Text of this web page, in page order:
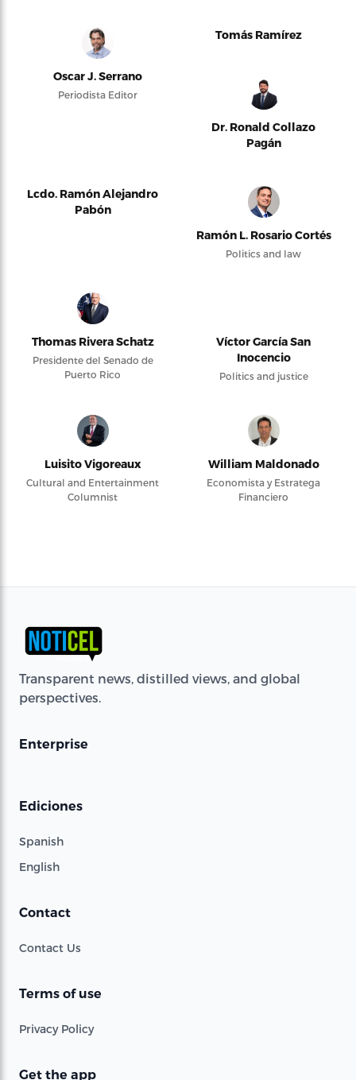
Oscar J. Serrano
Periodista Editor
Tomás Ramírez
Dr. Ronald Collazo
Pagán
Lcdo. Ramón Alejandro
Pabón
Ramón L. Rosario Cortés
Politics and law
Thomas Rivera Schatz
Presidente del Senado de
Puerto Rico
Víctor García San
Inocencio
Politics and justice
Luisito Vigoreaux
Cultural and Entertainment
Columnist
William Maldonado
Economista y Estratega
Financiero
Transparent news, distilled views, and global
perspectives.
Enterprise
Ediciones
Spanish
English
Contact
Contact Us
Terms of use
Privacy Policy
Get the app